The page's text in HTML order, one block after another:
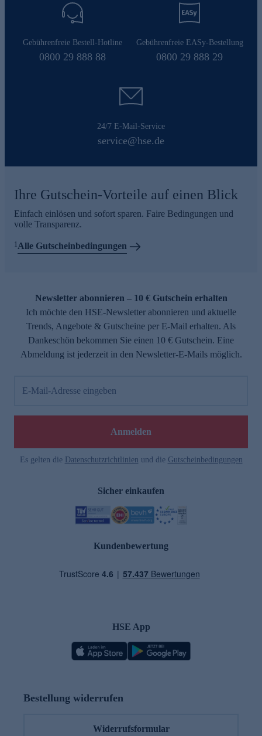
Gebührenfreie Bestell-Hotline
0800 29 888 88
Gebührenfreie EASy-Bestellung
0800 29 888 29
24/7 E-Mail-Service
service@hse.de
Ihre Gutschein-Vorteile auf einen Blick
Einfach einlösen und sofort sparen. Faire Bedingungen und
volle Transparenz.
1 Alle Gutscheinbedingungen
Newsletter abonnieren – 10 € Gutschein erhalten
Ich möchte den HSE-Newsletter abonnieren und aktuelle
Trends, Angebote & Gutscheine per E-Mail erhalten. Als
Dankeschön bekommen Sie einen 10 € Gutschein. Eine
Abmeldung ist jederzeit in den Newsletter-E-Mails möglich.
E-Mail-Adresse eingeben
Anmelden
Es gelten die Datenschutzrichtlinien und die Gutscheinbedingungen
Sicher einkaufen
Kundenbewertung
HSE App
Bestellung widerrufen
Widerrufsformular